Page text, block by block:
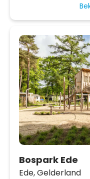
Bospark Ede
Ede,Gelderland